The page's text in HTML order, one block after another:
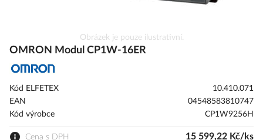
na
galerie
s
Obrázek je pouze ilustrativní.
OMRON Modul CP1W-16ER
Kód ELFETEX
10.410.071
EAN
04548583810747
Kód výrobce
CP1W9256H
Cena s DPH 15 599,22 Kč/ks